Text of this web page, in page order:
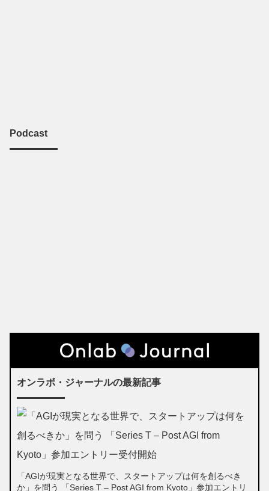
Podcast
オンラボ・ジャーナルの最新記事
「AGIが現実となる世界で、スタートアップは何を創るべき
か」を問う 「Series T – Post AGI from Kyoto」参加エントリ